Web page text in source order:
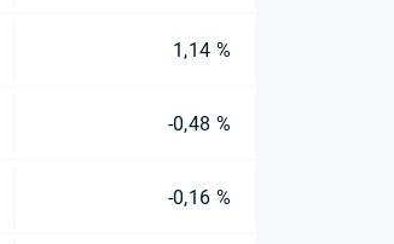
1,14 %
-0,48 %
-0,16 %